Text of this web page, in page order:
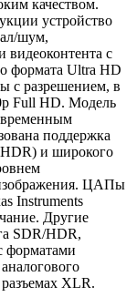
качеством.
устройство
шум,
видеоконтента с
формата Ultra HD
с разрешением, в
Full HD. Модель
поддержка
и широкого
изображения. ЦАПы
Instruments
Другие
SDR/HDR,
форматами
XLR.